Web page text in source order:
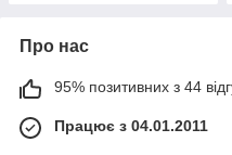
Про нас
95% позитивних з 44
Працює з 04.01.2011